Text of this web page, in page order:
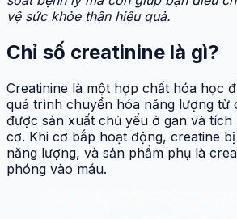
vệ sức khỏe thận hiệu quả.
Chỉ số creatinine là gì?
Creatinine là một hợp chất hóa học
quá trình chuyển hóa năng lượng từ
được sản xuất chủ yếu ở gan và
cơ. Khi cơ bắp hoạt động, creatine
năng lượng, và sản phẩm phụ là
phóng vào máu.